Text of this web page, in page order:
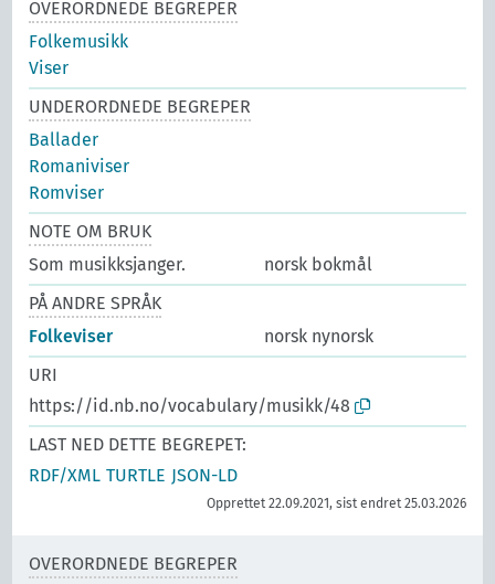
OVERORDNEDE BEGREPER
Folkemusikk
Viser
UNDERORDNEDE BEGREPER
Ballader
Romaniviser
Romviser
NOTE OM BRUK
Som musikksjanger.
norsk bokmål
PÅ ANDRE SPRÅK
Folkeviser
norsk nynorsk
URI
https://id.nb.no/vocabulary/musikk/48
LAST NED DETTE BEGREPET:
RDF/XML TURTLE JSON-LD
Opprettet 22.09.2021, sist endret 25.03.2026
OVERORDNEDE BEGREPER